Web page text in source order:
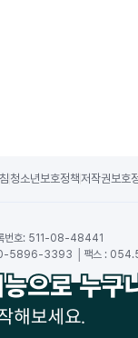
청소년보호정책저작권보호
번호: 511-08-48441
5896-3393 │팩스 :